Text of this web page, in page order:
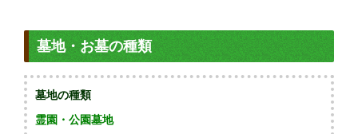
墓地・お墓の種類
墓地の種類
霊園・公園墓地